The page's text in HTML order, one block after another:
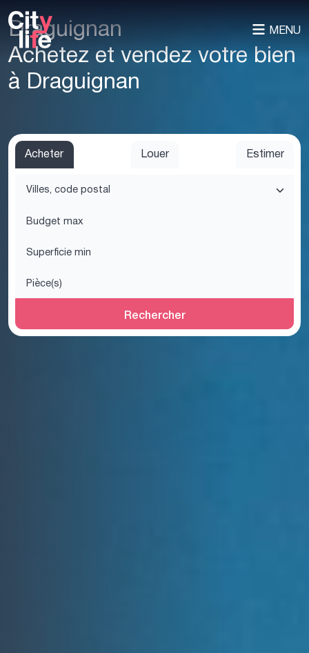
MENU
Draguignan
Achetez et vendez votre bien
à Draguignan
Acheter Louer Estimer
Rechercher